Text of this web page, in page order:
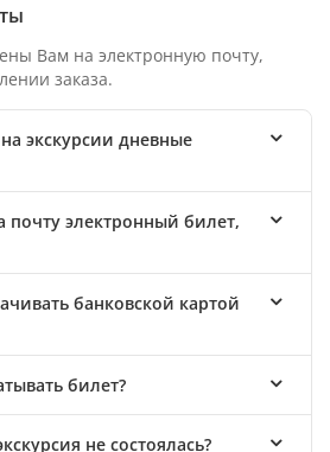
Вам на электронную почту,
заказа.
экскурсии дневные
электронный билет,
банковской картой
билет?
не состоялась?